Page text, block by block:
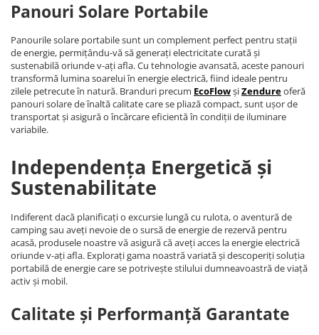
Panouri Solare Portabile
Panourile solare portabile sunt un complement perfect pentru stații
de energie, permițându-vă să generați electricitate curată și
sustenabilă oriunde v-ați afla. Cu tehnologie avansată, aceste panouri
transformă lumina soarelui în energie electrică, fiind ideale pentru
zilele petrecute în natură. Branduri precum EcoFlowșiZendureoferă
panouri solare de înaltă calitate care se pliază compact, sunt ușor de
transportat și asigură o încărcare eficientă în condiții de iluminare
variabile.
Independența Energetică și
Sustenabilitate
Indiferent dacă planificați o excursie lungă cu rulota, o aventură de
camping sau aveți nevoie de o sursă de energie de rezervă pentru
acasă, produsele noastre vă asigură că aveți acces la energie electrică
oriunde v-ați afla. Explorați gama noastră variată și descoperiți soluția
portabilă de energie care se potrivește stilului dumneavoastră de viață
activ și mobil.
Calitate și Performanță Garantate